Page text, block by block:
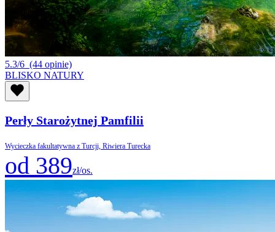
5.3/6 (44 opinie)
BLISKO NATURY
Perły Starożytnej Pamfilii
Wycieczka fakultatywna z Turcji, Riwiera Turecka
od 389zł/os.